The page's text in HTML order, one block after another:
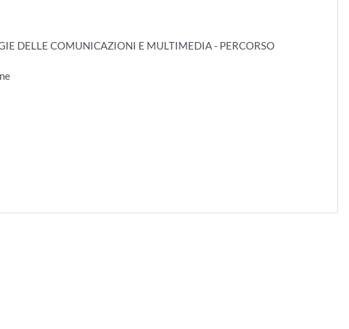
DELLE COMUNICAZIONI E MULTIMEDIA - PERCORSO